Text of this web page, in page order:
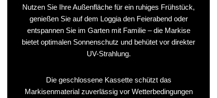
Nutzen Sie Ihre Außenfläche für ein ruhiges Frühstück,
genießen Sie auf dem Loggia den Feierabend oder
entspannen Sie im Garten mit Familie – die Markise
bietet optimalen Sonnenschutz und behütet vor direkter
UV-Strahlung.
Die geschlossene Kassette schützt das
Markisenmaterial zuverlässig vor Wetterbedingungen